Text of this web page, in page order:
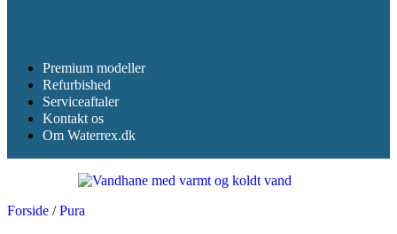
Premium modeller
Refurbished
Serviceaftaler
Kontakt os
Om Waterrex.dk
Forside / Pura